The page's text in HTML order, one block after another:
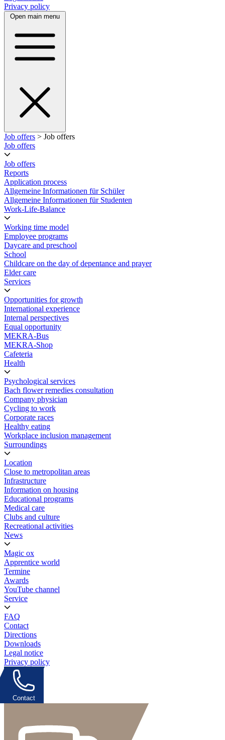
Privacy policy
Open main menu
Job offers > Job offers
Job offers
Job offers
Reports
Application process
Allgemeine Informationen für Schüler
Allgemeine Informationen für Studenten
Work-Life-Balance
Working time model
Employee programs
Daycare and preschool
School
Childcare on the day of depentance and prayer
Elder care
Services
Opportunities for growth
International experience
Internal perspectives
Equal opportunity
MEKRA-Bus
MEKRA-Shop
Cafeteria
Health
Psychological services
Bach flower remedies consultation
Company physician
Cycling to work
Corporate races
Healthy eating
Workplace inclusion management
Surroundings
Location
Close to metropolitan areas
Infrastructure
Information on housing
Educational programs
Medical care
Clubs and culture
Recreational activities
News
Magic ox
Apprentice world
Termine
Awards
YouTube channel
Service
FAQ
Contact
Directions
Downloads
Legal notice
Privacy policy
Contact